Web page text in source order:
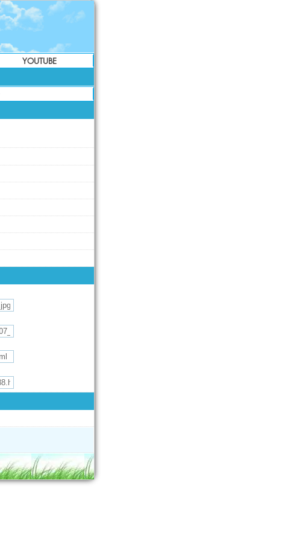
YOUTUBE